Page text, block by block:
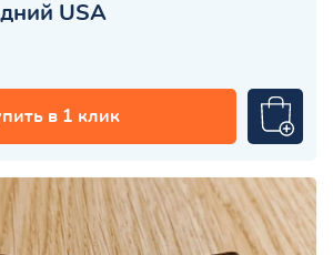
USA
в 1 клик